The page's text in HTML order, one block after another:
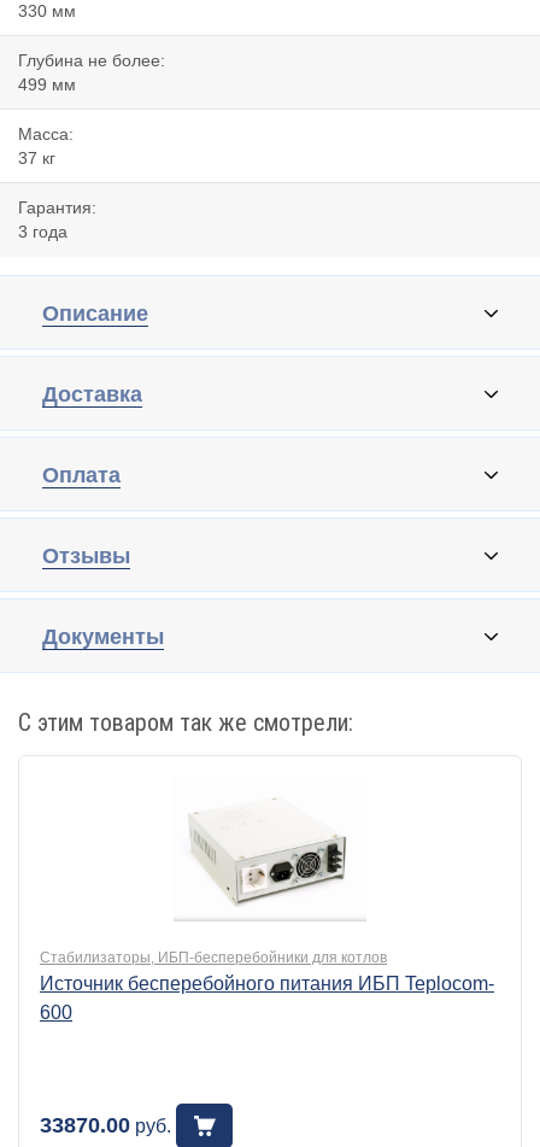
330 мм
Глубина не более:
499 мм
Масса:
37 кг
Гарантия:
3 года
Описание
Доставка
Оплата
Отзывы
Документы
С этим товаром так же смотрели:
Стабилизаторы, ИБП-бесперебойники для котлов
Источник бесперебойного питания ИБП Teplocom-
600
33870.00 руб.